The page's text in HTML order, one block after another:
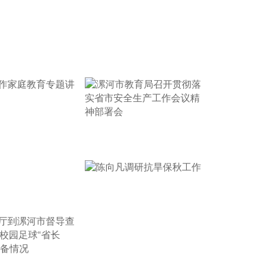
建算力中心，更多聚焦于算力资源的应用，
外部算力服务商合作，积极建设AIGC技术平
前AIGC技术平台对公司业绩不产生直接影
06 22:20:19
实省市安全生产工作会议